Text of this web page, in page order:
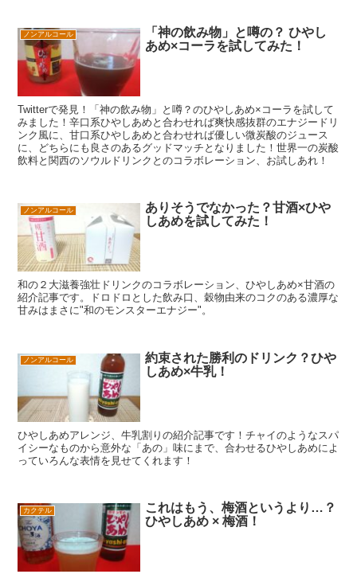
ノンアルコール
「神の飲み物」と噂の？ ひやし
あめ×コーラを試してみた！
Twitterで発見！「神の飲み物」と噂？のひやしあめ×コーラを試して
みました！辛口系ひやしあめと合わせれば爽快感抜群のエナジードリ
ンク風に、甘口系ひやしあめと合わせれば優しい微炭酸のジュース
に、どちらにも良さのあるグッドマッチとなりました！世界一の炭酸
飲料と関西のソウルドリンクとのコラボレーション、お試しあれ！
ノンアルコール
ありそうでなかった？甘酒×ひや
しあめを試してみた！
和の２大滋養強壮ドリンクのコラボレーション、ひやしあめ×甘酒の
紹介記事です。ドロドロとした飲み口、穀物由来のコクのある濃厚な
甘みはまさに"和のモンスターエナジー"。
ノンアルコール
約束された勝利のドリンク？ひや
しあめ×牛乳！
ひやしあめアレンジ、牛乳割りの紹介記事です！チャイのようなスパ
イシーなものから意外な「あの」味にまで、合わせるひやしあめによ
っていろんな表情を見せてくれます！
カクテル
これはもう、梅酒というより…？
ひやしあめ × 梅酒！